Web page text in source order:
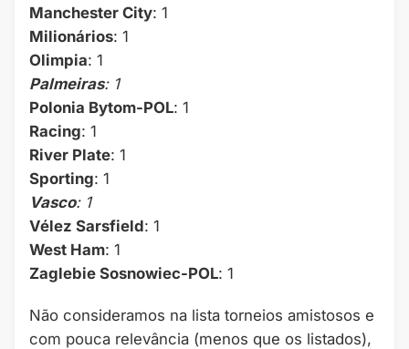
Manchester City: 1
Milionários: 1
Olimpia: 1
Palmeiras: 1
Polonia Bytom-POL: 1
Racing: 1
River Plate: 1
Sporting: 1
Vasco: 1
Vélez Sarsfield: 1
West Ham: 1
Zaglebie Sosnowiec-POL: 1
Não consideramos na lista torneios amistosos e
com pouca relevância (menos que os listados),